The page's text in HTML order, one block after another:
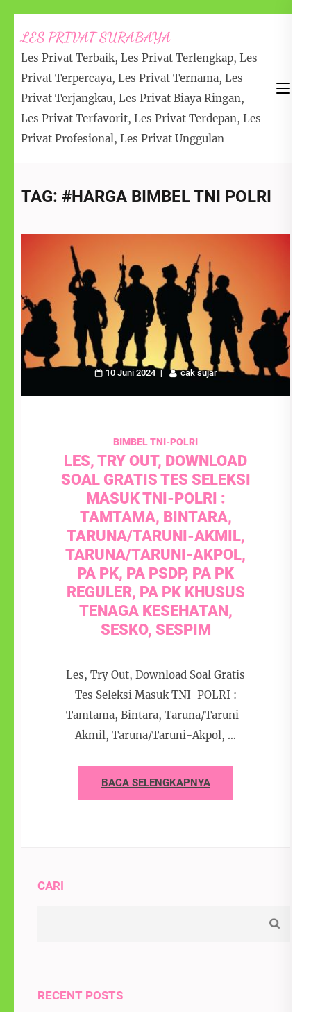
ke
konten
(Tekan
Enter)
LES PRIVAT SURABAYA
Les Privat Terbaik, Les Privat Terlengkap, Les
Privat Terpercaya, Les Privat Ternama, Les
Privat Terjangkau, Les Privat Biaya Ringan,
Les Privat Terfavorit, Les Privat Terdepan, Les
Privat Profesional, Les Privat Unggulan
TAG: #HARGA BIMBEL TNI POLRI
10 Juni 2024 cak sujar
BIMBEL TNI-POLRI
LES, TRY OUT, DOWNLOAD
SOAL GRATIS TES SELEKSI
MASUK TNI-POLRI :
TAMTAMA, BINTARA,
TARUNA/TARUNI-AKMIL,
TARUNA/TARUNI-AKPOL,
PA PK, PA PSDP, PA PK
REGULER, PA PK KHUSUS
TENAGA KESEHATAN,
SESKO, SESPIM
Les, Try Out, Download Soal Gratis
Tes Seleksi Masuk TNI-POLRI :
Tamtama, Bintara, Taruna/Taruni-
Akmil, Taruna/Taruni-Akpol, …
BACA SELENGKAPNYA
CARI
RECENT POSTS